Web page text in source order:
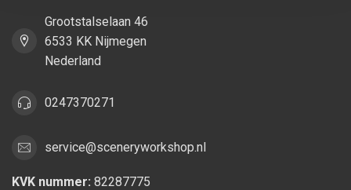
Grootstalselaan 46
6533 KK Nijmegen
Nederland
0247370271
service@sceneryworkshop.nl
KVK nummer: 82287775